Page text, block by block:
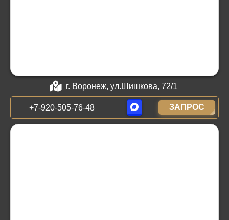
г. Воронеж, ул.Шишкова, 72/1
+7-920-505-76-48 ЗАПРОС